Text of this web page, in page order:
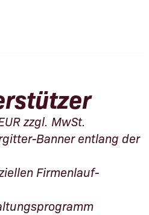
zzgl. MwSt.
Banner entlang der
Firmenlauf-